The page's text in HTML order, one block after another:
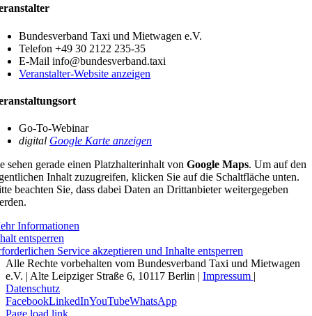
Bundesverband Taxi und Mietwagen e.V.
Telefon +49 30 2122 235-35
E-Mail info@bundesverband.taxi
Veranstalter-Website anzeigen
Go-To-Webinar
digital Google Karte anzeigen
sehen gerade einen Platzhalterinhalt von Google Maps. Um auf den
Inhalt zuzugreifen, klicken Sie auf die Schaltfläche unten.
beachten Sie, dass dabei Daten an Drittanbieter weitergegeben
Informationen
entsperren
Service akzeptieren und Inhalte entsperren
Alle Rechte vorbehalten vom Bundesverband Taxi und Mietwagen
e.V. | Alte Leipziger Straße 6, 10117 Berlin | Impressum |
Datenschutz
FacebookLinkedInYouTubeWhatsApp